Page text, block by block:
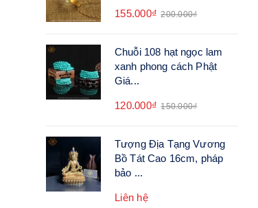
155.000₫ 200.000₫
Chuỗi 108 hạt ngọc lam
xanh phong cách Phật
Giá...
120.000₫ 150.000₫
Tượng Địa Tạng Vương
Bồ Tát Cao 16cm, pháp
bảo ...
Liên hệ